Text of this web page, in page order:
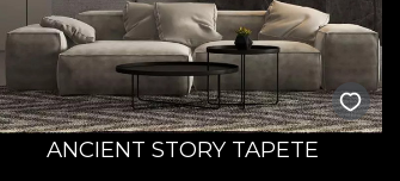
ANCIENT STORY TAPETE